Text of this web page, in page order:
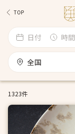
TOP
日付 時間
全国
1323件